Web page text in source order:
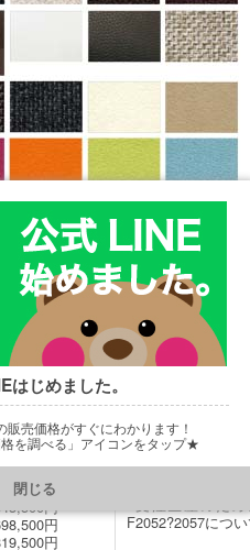
ム定価(税込)
円
円
円
841,500円
円
円
円
874,500円
円
円
円
■PSサイズ：幅
■SDサイズ：幅
■Q1サイズ：幅
■SKサイズ：幅
※マットレスの価
※受注生産のた
F2052?2057につ
はじめました。
販売価格がすぐにわかります！
を調べる」アイコンをタップ★
R/ti/p/@901ptzjz
閉じる